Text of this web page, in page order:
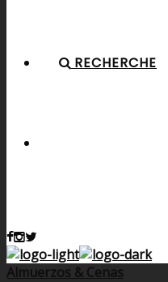
RECHERCHE
Almuerzos & Cenas